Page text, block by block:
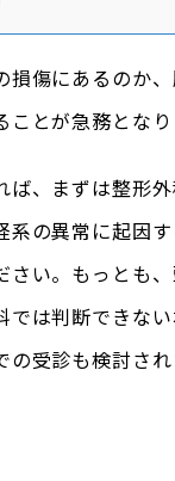
損傷にあるのか
とが急務となり
ば、まずは整形
系の異常に起因
さい。もっとも
では判断できな
の受診も検討さ